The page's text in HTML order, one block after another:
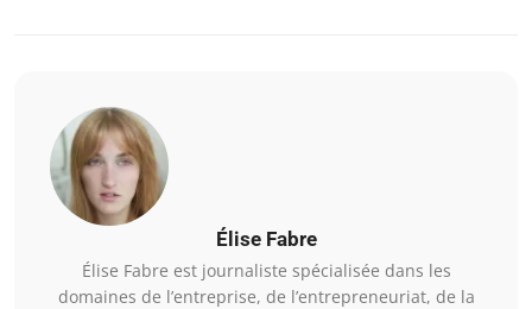
Élise Fabre
Élise Fabre est journaliste spécialisée dans les
domaines de l’entreprise, de l’entrepreneuriat, de la